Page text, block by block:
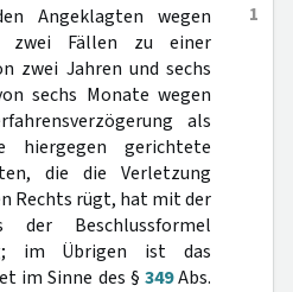
1
Angeklagten wegen
zwei Fällen zu einer
zwei Jahren und sechs
sechs Monate wegen
als
hiergegen gerichtete
die die Verletzung
Rechts rügt, hat mit der
Beschlussformel
im Übrigen ist das
im Sinne des § 349Abs.